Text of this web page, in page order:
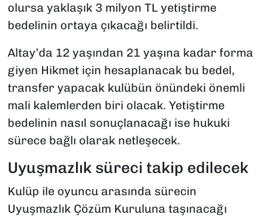
olursa yaklaşık 3 milyon TL yetiştirme
bedelinin ortaya çıkacağı belirtildi.
Altay’da 12 yaşından 21 yaşına kadar forma
giyen Hikmet için hesaplanacak bu bedel,
transfer yapacak kulübün önündeki önemli
mali kalemlerden biri olacak. Yetiştirme
bedelinin nasıl sonuçlanacağı ise hukuki
sürece bağlı olarak netleşecek.
Uyuşmazlık süreci takip edilecek
Kulüp ile oyuncu arasında sürecin
Uyuşmazlık Çözüm Kuruluna taşınacağı